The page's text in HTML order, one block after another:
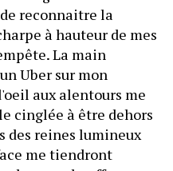
reconnaitre la
à hauteur de mes
La main
Uber sur mon
aux alentours me
cinglée à être dehors
des reines lumineux
me tiendront